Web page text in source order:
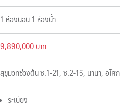
1 ห้องนอน 1 ห้องน้ำ
9,890,000 บาท
สุขุมวิทช่วงต้น ซ.1-21, ซ.2-16, นานา, อโศก
ระเบียง